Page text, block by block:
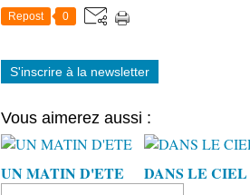
Repost 0
S'inscrire à la newsletter
Vous aimerez aussi :
UN MATIN D'ETE DANS LE CIEL